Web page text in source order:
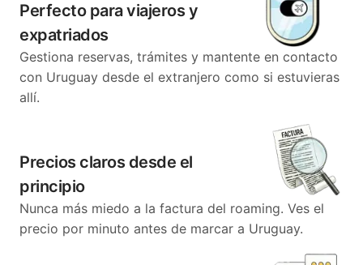
Perfecto para viajeros y
expatriados
Gestiona reservas, trámites y mantente en contacto
con Uruguay desde el extranjero como si estuvieras
allí.
Precios claros desde el
principio
Nunca más miedo a la factura del roaming. Ves el
precio por minuto antes de marcar a Uruguay.